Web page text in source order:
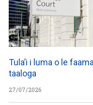
Tula’i i luma o le
taaloga
27/07/2026